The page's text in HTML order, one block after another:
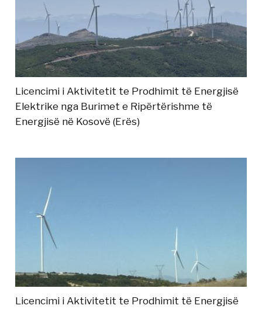
Licencimi i Aktivitetit te Prodhimit të Energjisë
Elektrike nga Burimet e Ripërtërishme të
Energjisë në Kosovë (Erës)
Licencimi i Aktivitetit te Prodhimit të Energjisë